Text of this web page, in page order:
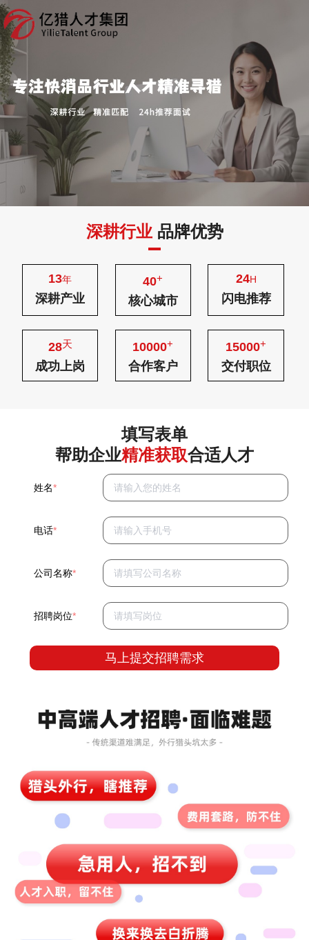
深耕行业品牌优势
13年
深耕产业
40+
核心城市
24H
闪电推荐
28天
成功上岗
10000+
合作客户
15000+
交付职位
填写表单
帮助企业精准获取合适人才
姓名*
电话*
公司名称*
招聘岗位*
马上提交招聘需求